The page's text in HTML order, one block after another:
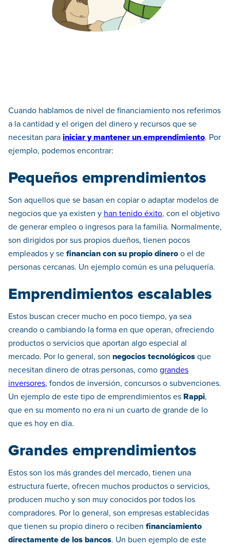
Cuando hablamos de nivel de financiamiento nos referimos
a la cantidad y el origen del dinero y recursos que se
necesitan para iniciar y mantener un emprendimiento. Por
ejemplo, podemos encontrar:
Pequeños emprendimientos
Son aquellos que se basan en copiar o adaptar modelos de
negocios que ya existen y han tenido éxito, con el objetivo
de generar empleo o ingresos para la familia. Normalmente,
son dirigidos por sus propios dueños, tienen pocos
empleados y se financian con su propio dinero o el de
personas cercanas. Un ejemplo común es una peluquería.
Emprendimientos escalables
Estos buscan crecer mucho en poco tiempo, ya sea
creando o cambiando la forma en que operan, ofreciendo
productos o servicios que aportan algo especial al
mercado. Por lo general, son negocios tecnológicos que
necesitan dinero de otras personas, como grandes
inversores, fondos de inversión, concursos o subvenciones.
Un ejemplo de este tipo de emprendimientos es Rappi,
que en su momento no era ni un cuarto de grande de lo
que es hoy en día.
Grandes emprendimientos
Estos son los más grandes del mercado, tienen una
estructura fuerte, ofrecen muchos productos o servicios,
producen mucho y son muy conocidos por todos los
compradores. Por lo general, son empresas establecidas
que tienen su propio dinero o reciben financiamiento
directamente de los bancos. Un buen ejemplo de este